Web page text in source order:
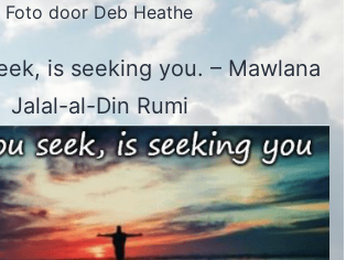
Foto door Deb Heathe
is seeking you. – Mawlana
Jalal-al-Din Rumi